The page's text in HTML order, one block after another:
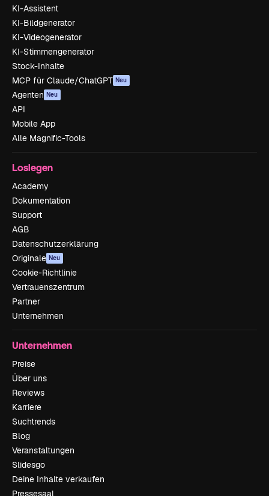
KI-Assistent
KI-Bildgenerator
KI-Videogenerator
KI-Stimmengenerator
Stock-Inhalte
MCP für Claude/ChatGPT Neu
Agenten Neu
API
Mobile App
Alle Magnific-Tools
Loslegen
Academy
Dokumentation
Support
AGB
Datenschutzerklärung
Originale Neu
Cookie-Richtlinie
Vertrauenszentrum
Partner
Unternehmen
Unternehmen
Preise
Über uns
Reviews
Karriere
Suchtrends
Blog
Veranstaltungen
Slidesgo
Deine Inhalte verkaufen
Pressesaal